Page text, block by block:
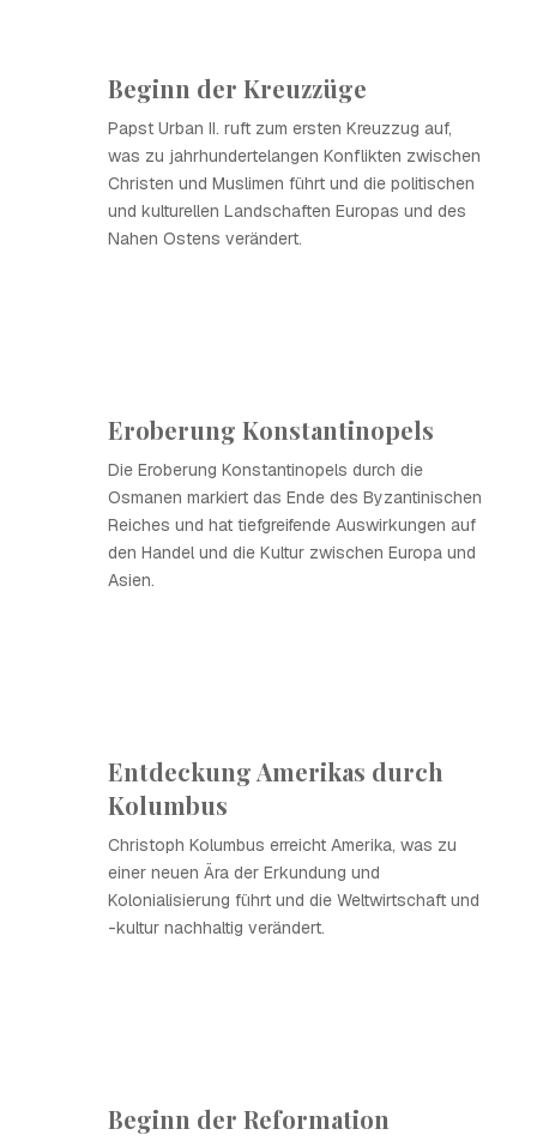
Beginn der Kreuzzüge
Papst Urban II. ruft zum ersten Kreuzzug auf,
was zu jahrhundertelangen Konflikten zwischen
Christen und Muslimen führt und die politischen
und kulturellen Landschaften Europas und des
Nahen Ostens verändert.
Eroberung Konstantinopels
Die Eroberung Konstantinopels durch die
Osmanen markiert das Ende des Byzantinischen
Reiches und hat tiefgreifende Auswirkungen auf
den Handel und die Kultur zwischen Europa und
Asien.
Entdeckung Amerikas durch
Kolumbus
Christoph Kolumbus erreicht Amerika, was zu
einer neuen Ära der Erkundung und
Kolonialisierung führt und die Weltwirtschaft und
-kultur nachhaltig verändert.
Beginn der Reformation